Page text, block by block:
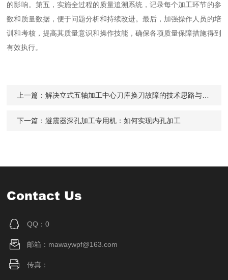
的影响。第五，实施全过程的质量追溯系统，记录每个加工环节的参
数和质量数据，便于问题分析和持续改进。最后，加强操作人员的培
训和考核，提高其质量意识和操作技能，确保各项质量保障措施得到
有效执行。
上一篇：解决立式五轴加工中心刀库换刀故障的技术思路与方法
下一篇：避震器深孔加工专用机：如何实现内孔加工
Contact Us
QQ：0
邮箱：mawaywpf@163.com
传真：